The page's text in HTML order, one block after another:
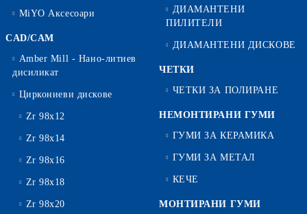
MiYO Аксесоари
CAD/CAM
Amber Mill - Нано-литиев
дисиликат
Циркониеви дискове
Zr 98x12
Zr 98x14
Zr 98x16
Zr 98x18
Zr 98x20
ДИАМАНТЕНИ
ПИЛИТЕЛИ
ДИАМАНТЕНИ ДИСКОВЕ
ЧЕТКИ
ЧЕТКИ ЗА ПОЛИРАНЕ
НЕМОНТИРАНИ ГУМИ
ГУМИ ЗА КЕРАМИКА
ГУМИ ЗА МЕТАЛ
КЕЧЕ
МОНТИРАНИ ГУМИ